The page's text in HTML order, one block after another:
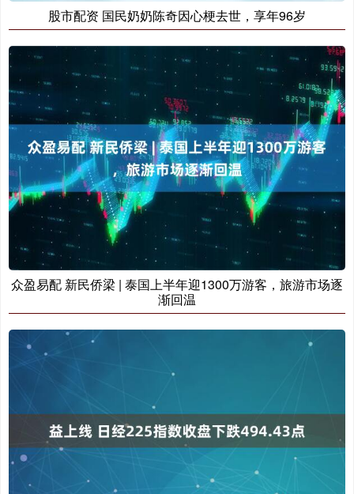
股市配资 国民奶奶陈奇因心梗去世，享年96岁
众盈易配 新民侨梁 | 泰国上半年迎1300万游客，旅游市场逐
渐回温